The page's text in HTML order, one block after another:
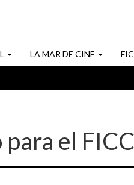
LA MAR DE CINE
para el